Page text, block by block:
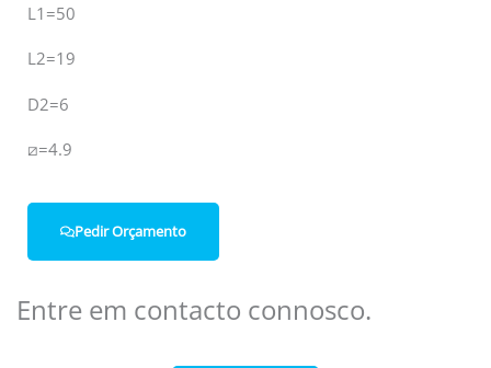
L1=50
L2=19
D2=6
⧄=4.9
Pedir Orçamento
Entre em contacto connosco.